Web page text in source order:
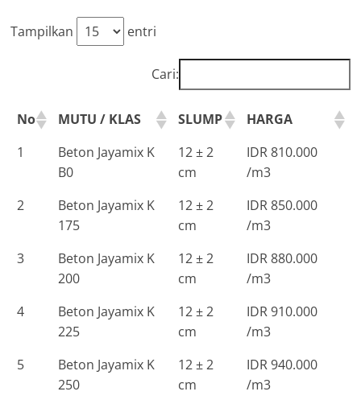
Tampilkan entri
Cari:
No MUTU / KLAS SLUMP
HARGA
1
Beton Jayamix K
B0
12 ± 2
cm
IDR 810.000
/m3
2
Beton Jayamix K
175
12 ± 2
cm
IDR 850.000
/m3
3
Beton Jayamix K
200
12 ± 2
cm
IDR 880.000
/m3
4
Beton Jayamix K
225
12 ± 2
cm
IDR 910.000
/m3
5
Beton Jayamix K
250
12 ± 2
cm
IDR 940.000
/m3